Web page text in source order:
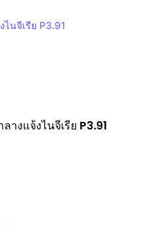
างแจ้งไนจีเรีย P3.91